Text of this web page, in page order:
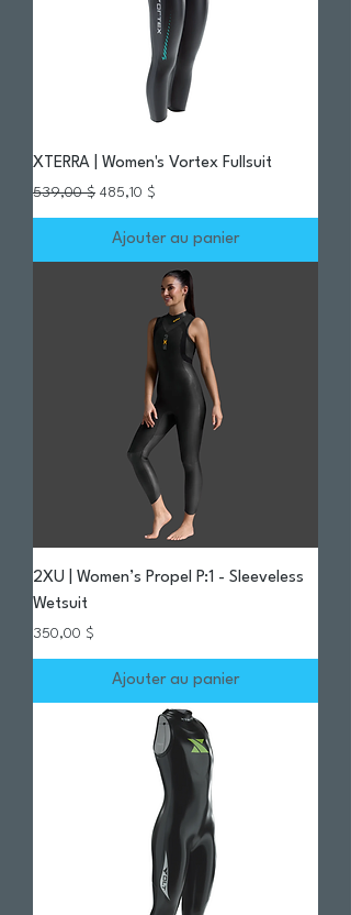
XTERRA | Women's Vortex Fullsuit
Prix original
539,00 $ Prix promotionnel
485,10 $
Ajouter au panier
2XU | Women’s Propel P:1 - Sleeveless
Wetsuit
Prix
350,00 $
Ajouter au panier